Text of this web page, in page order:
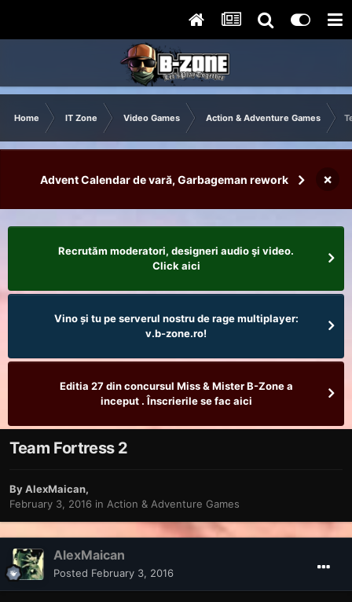
Home IT Zone Video Games Action & Adventure Games
Advent Calendar de vară, Garbageman rework ×
Recrutăm moderatori, designeri audio şi video.
Click aici
Vino și tu pe serverul nostru de rage multiplayer:
v.b-zone.ro!
Editia 27 din concursul Miss & Mister B-Zone a
inceput . Înscrierile se fac aici
Team Fortress 2
ByAlexMaican,
February 3, 2016 in Action & Adventure Games
AlexMaican
Posted February 3, 2016